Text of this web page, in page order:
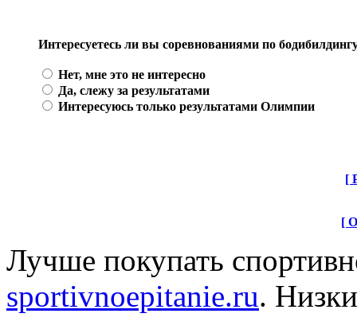
Интересуетесь ли вы соревнованиями по
Нет, мне это не интересно
Да, слежу за результатами
Интересуюсь только результатами Олимпии
[
[
Лучше покупать
sportivnoepitanie.ru.